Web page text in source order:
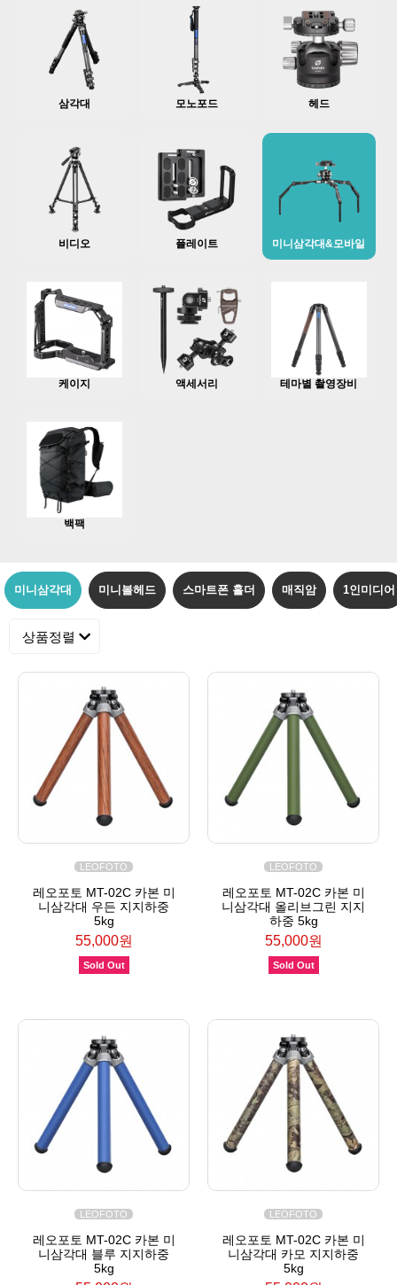
삼각대 모노포드 헤드
비디오 플레이트 미니삼각대&모바일
케이지 액세서리 테마별 촬영장비
백팩
미니삼각대 미니볼헤드 스마트폰 홀더 매직암 1인미디어
상품정렬
LEOFOTO
레오포토 MT-02C 카본 미
니삼각대 우든 지지하중
5kg
55,000원
Sold Out
LEOFOTO
레오포토 MT-02C 카본 미
니삼각대 올리브그린 지지
하중 5kg
55,000원
Sold Out
LEOFOTO
레오포토 MT-02C 카본 미
니삼각대 블루 지지하중
5kg
LEOFOTO
레오포토 MT-02C 카본 미
니삼각대 카모 지지하중
5kg